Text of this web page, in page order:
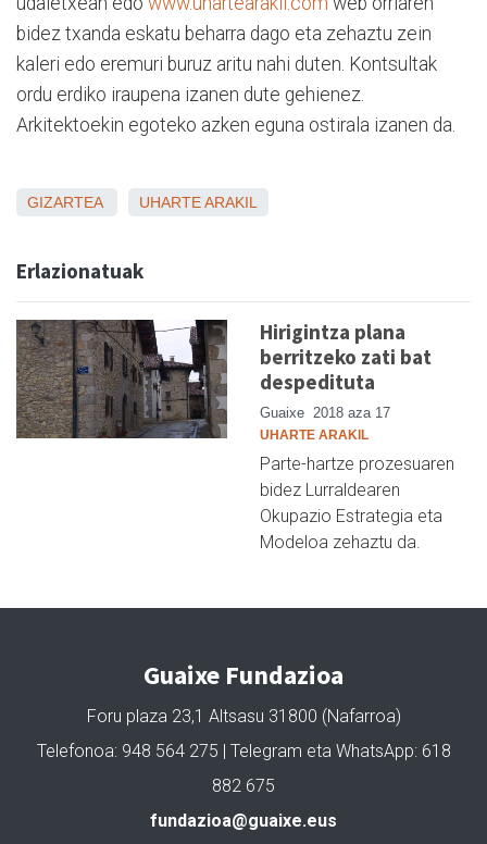
bidez txanda eskatu beharra dago eta zehaztu zein
kaleri edo eremuri buruz aritu nahi duten. Kontsultak
ordu erdiko iraupena izanen dute gehienez.
Arkitektoekin egoteko azken eguna ostirala izanen da.
GIZARTEA UHARTE ARAKIL
Erlazionatuak
Hirigintza plana
berritzeko zati bat
despedituta
Guaixe 2018 aza 17
UHARTE ARAKIL
Parte-hartze prozesuaren
bidez Lurraldearen
Okupazio Estrategia eta
Modeloa zehaztu da.
Guaixe Fundazioa
Foru plaza 23,1 Altsasu 31800 (Nafarroa)
Telefonoa: 948 564 275 | Telegram eta WhatsApp: 618
882 675
fundazioa@guaixe.eus